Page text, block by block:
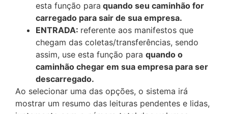
esta função para quando seu caminhão for
carregado para sair de sua empresa.
ENTRADA: referente aos manifestos que
chegam das coletas/transferências, sendo
assim, use esta função para quando o
caminhão chegar em sua empresa para ser
descarregado.
Ao selecionar uma das opções, o sistema irá
mostrar um resumo das leituras pendentes e lidas,